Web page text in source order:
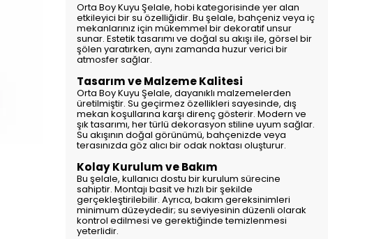
Orta Boy Kuyu Şelale, hobi kategorisinde yer alan
etkileyici bir su özelliğidir. Bu şelale, bahçeniz veya iç
mekanlarınız için mükemmel bir dekoratif unsur
sunar. Estetik tasarımı ve doğal su akışı ile, görsel bir
şölen yaratırken, aynı zamanda huzur verici bir
atmosfer sağlar.
Tasarım ve Malzeme Kalitesi
Orta Boy Kuyu Şelale, dayanıklı malzemelerden
üretilmiştir. Su geçirmez özellikleri sayesinde, dış
mekan koşullarına karşı direnç gösterir. Modern ve
şık tasarımı, her türlü dekorasyon stiline uyum sağlar.
Su akışının doğal görünümü, bahçenizde veya
terasınızda göz alıcı bir odak noktası oluşturur.
Kolay Kurulum ve Bakım
Bu şelale, kullanıcı dostu bir kurulum sürecine
sahiptir. Montajı basit ve hızlı bir şekilde
gerçekleştirilebilir. Ayrıca, bakım gereksinimleri
minimum düzeydedir; su seviyesinin düzenli olarak
kontrol edilmesi ve gerektiğinde temizlenmesi
yeterlidir.